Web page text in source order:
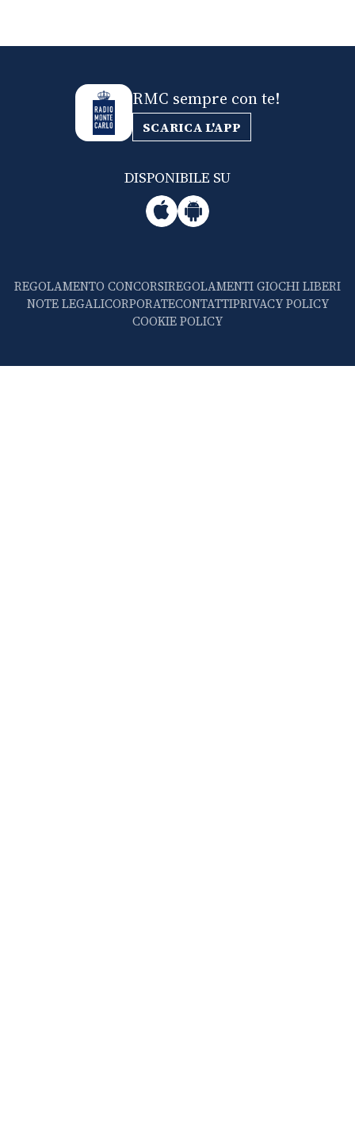
RMC sempre con te!
SCARICA L'APP
DISPONIBILE SU
REGOLAMENTO CONCORSIREGOLAMENTI GIOCHI LIBERI
NOTE LEGALICORPORATECONTATTIPRIVACY POLICY
COOKIE POLICY